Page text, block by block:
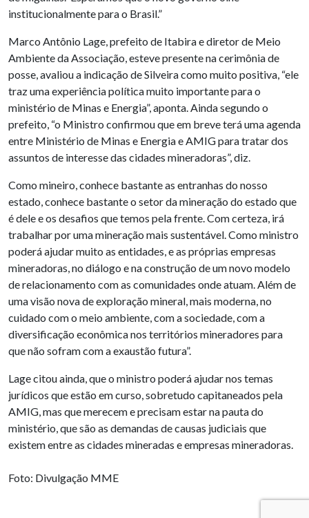
institucionalmente para o Brasil.”
Marco Antônio Lage, prefeito de Itabira e diretor de Meio
Ambiente da Associação, esteve presente na cerimônia de
posse, avaliou a indicação de Silveira como muito positiva, “ele
traz uma experiência política muito importante para o
ministério de Minas e Energia”, aponta. Ainda segundo o
prefeito, “o Ministro confirmou que em breve terá uma agenda
entre Ministério de Minas e Energia e AMIG para tratar dos
assuntos de interesse das cidades mineradoras”, diz.
Como mineiro, conhece bastante as entranhas do nosso
estado, conhece bastante o setor da mineração do estado que
é dele e os desafios que temos pela frente. Com certeza, irá
trabalhar por uma mineração mais sustentável. Como ministro
poderá ajudar muito as entidades, e as próprias empresas
mineradoras, no diálogo e na construção de um novo modelo
de relacionamento com as comunidades onde atuam. Além de
uma visão nova de exploração mineral, mais moderna, no
cuidado com o meio ambiente, com a sociedade, com a
diversificação econômica nos territórios mineradores para
que não sofram com a exaustão futura”.
Lage citou ainda, que o ministro poderá ajudar nos temas
jurídicos que estão em curso, sobretudo capitaneados pela
AMIG, mas que merecem e precisam estar na pauta do
ministério, que são as demandas de causas judiciais que
existem entre as cidades mineradas e empresas mineradoras.
Foto: Divulgação MME